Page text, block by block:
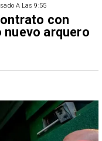
A Las 9:55
con
nuevo arquero